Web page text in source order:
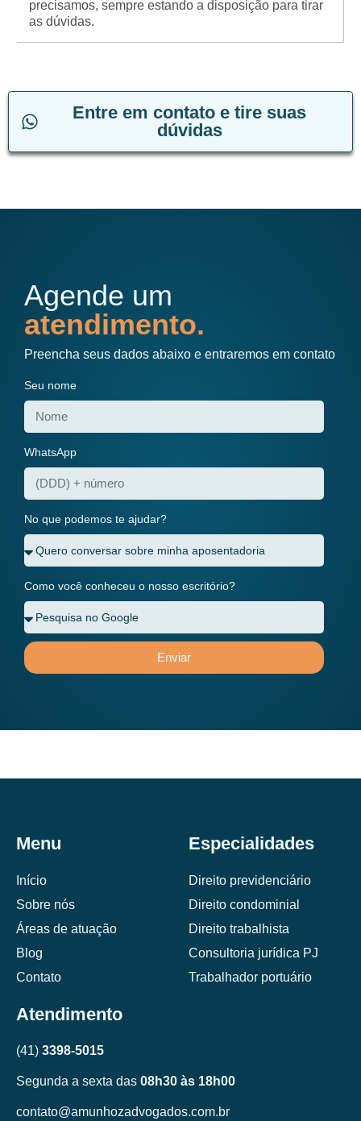
precisamos, sempre estando a disposição para tirar
as dúvidas.
Entre em contato e tire suas
dúvidas
Agende um
atendimento.
Preencha seus dados abaixo e entraremos em contato
Seu nome
WhatsApp
No que podemos te ajudar?
Como você conheceu o nosso escritório?
Enviar
Menu
Início
Sobre nós
Áreas de atuação
Blog
Contato
Especialidades
Direito previdenciário
Direito condominial
Direito trabalhista
Consultoria jurídica PJ
Trabalhador portuário
Atendimento
(41) 3398-5015
Segunda a sexta das 08h30 às 18h00
contato@amunhozadvogados.com.br